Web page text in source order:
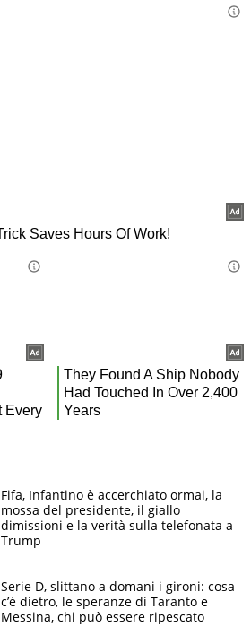
Fifa, Infantino è accerchiato ormai, la
mossa del presidente, il giallo
dimissioni e la verità sulla telefonata a
Trump
Serie D, slittano a domani i gironi: cosa
c’è dietro, le speranze di Taranto e
Messina, chi può essere ripescato